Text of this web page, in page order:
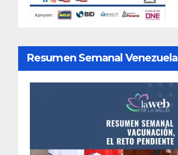
Resumen Semanal Venezuela